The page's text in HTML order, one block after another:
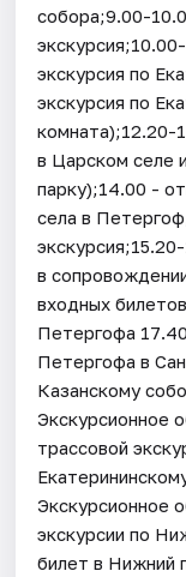
собора;9.00-
экскурсия по
экскурсия по
комната);12.20-
в Царском селе
парку);14.00 -
села в
в
входных
Петергофа
Петергофа в
Казанскому
Экскурсионное
трассовой
Экскурсионное
экскурсии по
билет в Нижний